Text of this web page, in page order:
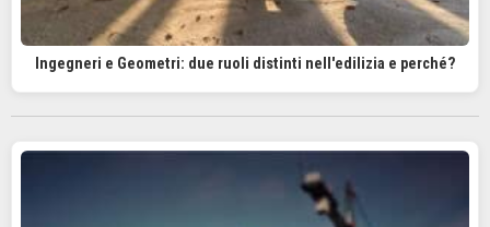
Ingegneri e Geometri: due ruoli distinti nell'edilizia e perché?